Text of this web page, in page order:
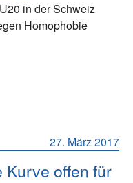
in der Schweiz
Homophobie
27. März 2017
Kurve offen für